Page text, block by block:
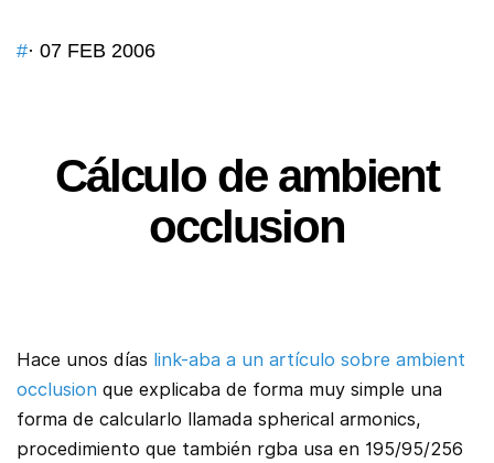
#· 07 FEB 2006
Cálculo de ambient
occlusion
Hace unos días link-aba a un artículo sobre ambient
occlusion que explicaba de forma muy simple una
forma de calcularlo llamada spherical armonics,
procedimiento que también rgba usa en 195/95/256